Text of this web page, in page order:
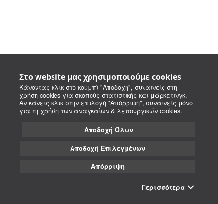
Στο website μας χρησιμοποιούμε cookies
Κάνοντας κλικ στο κουμπί "Αποδοχή", συναινείς στη
χρήση cookies για σκοπούς στατιστικής και μάρκετινγκ.
Αν κάνεις κλικ στην επιλογή "Απόρριψη", συναινείς μόνο
για τη χρήση των αναγκαίων & λειτουργικών cookies.
Αποδοχή Όλων
Αποδοχή Επιλεγμένων
Απόρριψη
Περισσότερα